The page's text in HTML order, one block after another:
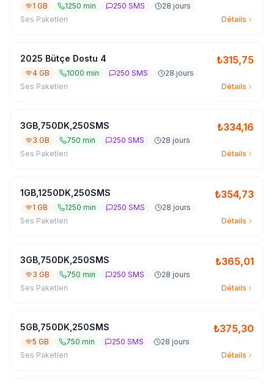
1 GB 1250 min 250 SMS
28 jours
Ses Paketleri
Détails
2025 Bütçe Dostu 4 ₺315,75
4 GB 1000 min 250 SMS
28 jours
Ses Paketleri
Détails
3GB,750DK,250SMS ₺334,16
3 GB 750 min 250 SMS
28 jours
Ses Paketleri
Détails
1GB,1250DK,250SMS ₺354,73
1 GB 1250 min 250 SMS
28 jours
Ses Paketleri
Détails
3GB,750DK,250SMS ₺365,01
3 GB 750 min 250 SMS
28 jours
Ses Paketleri
Détails
5GB,750DK,250SMS ₺375,30
5 GB 750 min 250 SMS
28 jours
Ses Paketleri
Détails